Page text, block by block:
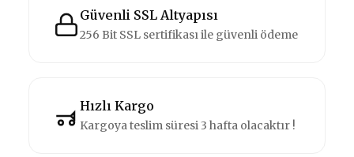
Güvenli SSL Altyapısı
256 Bit SSL sertifikası ile güvenli ödeme
Hızlı Kargo
Kargoya teslim süresi 3 hafta olacaktır !